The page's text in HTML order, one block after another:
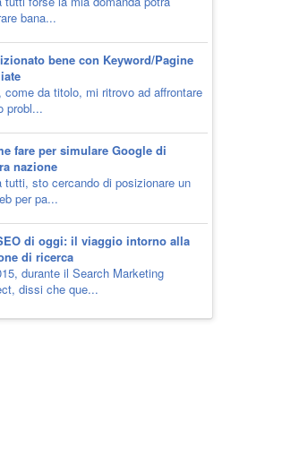
bana...
bene con Keyword/Pagine
come da titolo, mi ritrovo ad affrontare
probl...
fare per simulare Google di
nazione
tutti, sto cercando di posizionare un
per pa...
di oggi: il viaggio intorno alla
di ricerca
durante il Search Marketing
dissi che que...